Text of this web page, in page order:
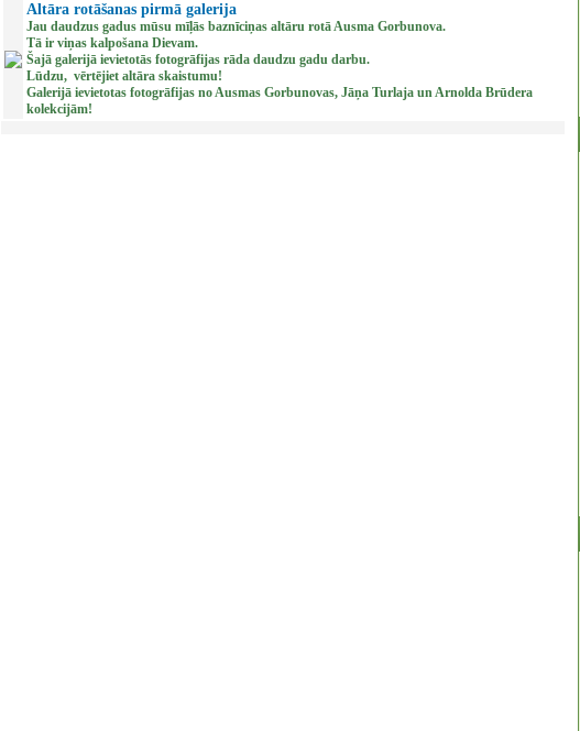
Altāra rotāšanas pirmā galerija
Jau daudzus gadus mūsu mīļās baznīciņas altāru rotā Ausma Gorbunova.
Tā ir viņas kalpošana Dievam.
Šajā galerijā ievietotās fotogrāfijas rāda daudzu gadu darbu.
Lūdzu, vērtējiet altāra skaistumu!
Galerijā ievietotas fotogrāfijas no Ausmas Gorbunovas, Jāņa Turlaja un Arnolda Brūdera
kolekcijām!